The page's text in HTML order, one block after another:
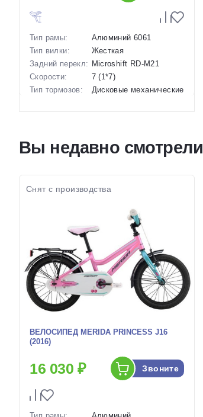
Тип рамы:
Алюминий 6061
Тип вилки:
Жесткая
Задний перекл: Microshift RD-M21
Скорости:
7 (1*7)
Тип тормозов:
Дисковые механические
наличии:
Голубой, Серый-
Коричневый
Вы недавно смотрели
Снят с производства
ВЕЛОСИПЕД MERIDA PRINCESS J16
(2016)
16 030 ₽ Звоните